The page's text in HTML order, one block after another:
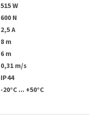
515 W
600 N
2,5 A
8 m
6 m
0,31 m/s
IP44
-20°C ... +50°C